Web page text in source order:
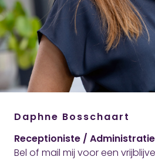
Daphne Bosschaart
Receptioniste /
Bel of mail mij voor een